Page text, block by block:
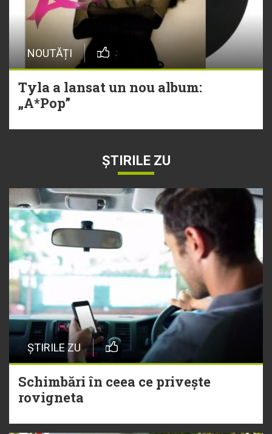
NOUTĂȚI
Tyla a lansat un nou album:
„A*Pop”
ȘTIRILE ZU
ȘTIRILE ZU
Schimbări în ceea ce privește
rovigneta